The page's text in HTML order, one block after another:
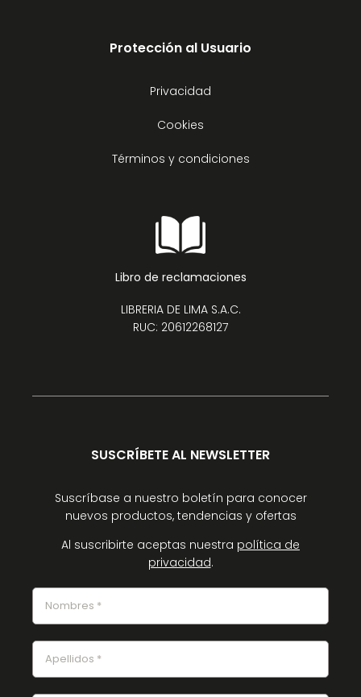
Protección al Usuario
Privacidad
Cookies
Términos y condiciones
Libro de reclamaciones
LIBRERIA DE LIMA S.A.C.
RUC: 20612268127
SUSCRÍBETE AL NEWSLETTER
Suscríbase a nuestro boletín para conocer
nuevos productos, tendencias y ofertas
Al suscribirte aceptas nuestra política de
privacidad.